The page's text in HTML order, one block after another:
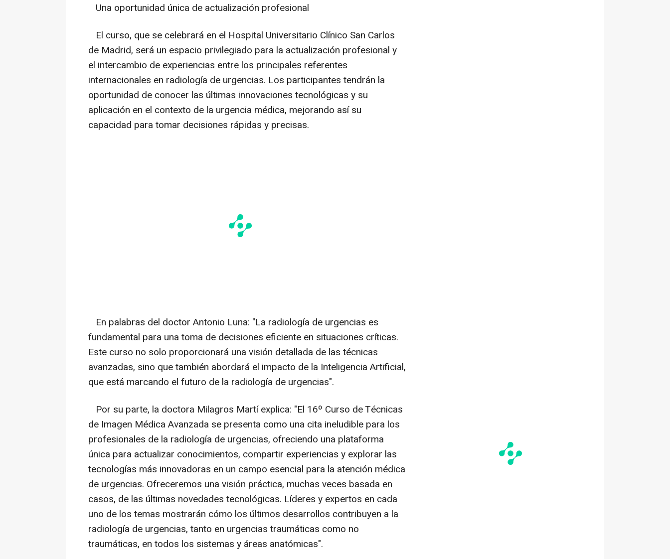
Una oportunidad única de actualización profesional
El curso, que se celebrará en el Hospital Universitario Clínico San Carlos
de Madrid, será un espacio privilegiado para la actualización profesional y
el intercambio de experiencias entre los principales referentes
internacionales en radiología de urgencias. Los participantes tendrán la
oportunidad de conocer las últimas innovaciones tecnológicas y su
aplicación en el contexto de la urgencia médica, mejorando así su
capacidad para tomar decisiones rápidas y precisas.
En palabras del doctor Antonio Luna: "La radiología de urgencias es
fundamental para una toma de decisiones eficiente en situaciones críticas.
Este curso no solo proporcionará una visión detallada de las técnicas
avanzadas, sino que también abordará el impacto de la Inteligencia Artificial,
que está marcando el futuro de la radiología de urgencias".
Por su parte, la doctora Milagros Martí explica: "El 16º Curso de Técnicas
de Imagen Médica Avanzada se presenta como una cita ineludible para los
profesionales de la radiología de urgencias, ofreciendo una plataforma
única para actualizar conocimientos, compartir experiencias y explorar las
tecnologías más innovadoras en un campo esencial para la atención médica
de urgencias. Ofreceremos una visión práctica, muchas veces basada en
casos, de las últimas novedades tecnológicas. Líderes y expertos en cada
uno de los temas mostrarán cómo los últimos desarrollos contribuyen a la
radiología de urgencias, tanto en urgencias traumáticas como no
traumáticas, en todos los sistemas y áreas anatómicas".